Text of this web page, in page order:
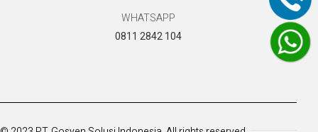
WHATSAPP
0811 2842 104